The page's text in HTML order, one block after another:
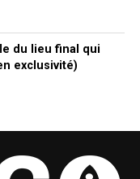
du lieu final qui
exclusivité)